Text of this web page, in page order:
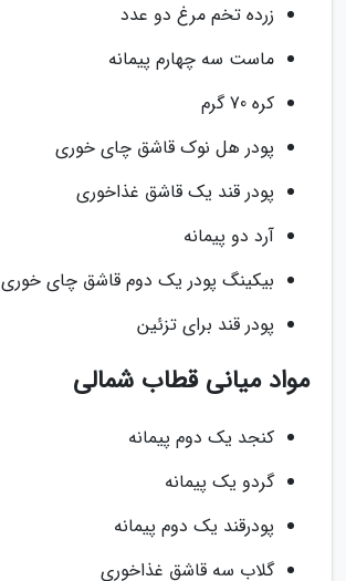
زرده تخم مرغ دو عدد
ماست سه چهارم پیمانه
کره 70 گرم
پودر هل نوک قاشق چای خوری
پودر قند یک قاشق غذاخوری
آرد دو پیمانه
بیکینگ پودر یک دوم قاشق چای خوری
پودر قند برای تزئین
مواد میانی قطاب شمالی
کنجد یک دوم پیمانه
گردو یک پیمانه
پودرقند یک دوم پیمانه
گلاب سه قاشق غذاخوری